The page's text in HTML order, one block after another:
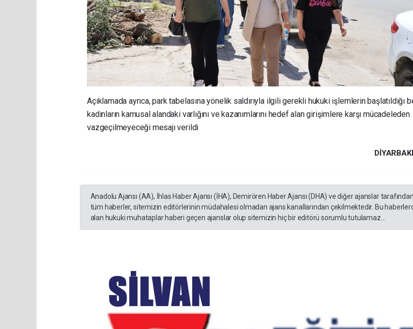
Açıklamada ayrıca, park tabelasına yönelik saldırıyla ilgili gerekli hukuki işlemlerin başlatıldığı
kadınların kamusal alandaki varlığını ve kazanımlarını hedef alan girişimlere karşı mücadeleden
vazgeçilmeyeceği mesajı verildi
Anadolu Ajansı (AA), İhlas Haber Ajansı (İHA), Demirören Haber Ajansı (DHA) ve diğer ajanslar
tüm haberler, sitemizin editörlerinin müdahalesi olmadan ajans kanallarından çekilmektedir. Bu
alan hukuki muhataplar haberi geçen ajanslar olup sitemizin hiç bir editörü sorumlu tutulamaz...